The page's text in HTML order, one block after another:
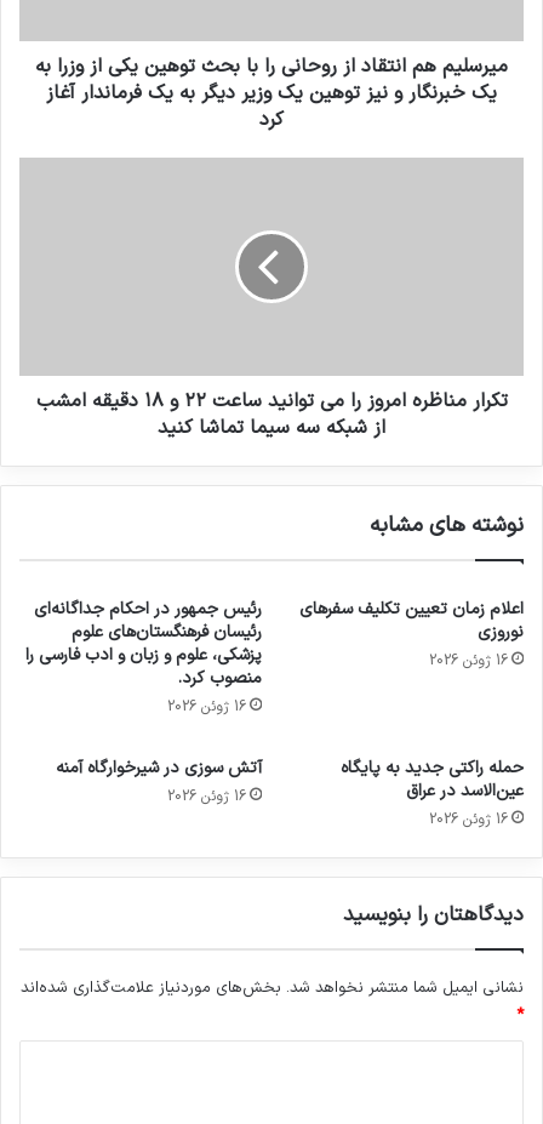
میرسلیم هم انتقاد از روحانی را با بحث توهین یکی از وزرا به
یک خبرنگار و نیز توهین یک وزیر دیگر به یک فرماندار آغاز
کرد
تکرار مناظره امروز را می توانید ساعت ۲۲ و ۱۸ دقیقه امشب
از شبکه سه سیما تماشا کنید
نوشته های مشابه
اعلام زمان تعیین تکلیف سفرهای
نوروزی
16 ژوئن 2026
رئیس جمهور در احکام جداگانه‌ای
رئیسان فرهنگستان‌های علوم
پزشکی، علوم و زبان و ادب فارسی را
منصوب کرد.
16 ژوئن 2026
حمله راکتی جدید به پایگاه
عین‌الاسد در عراق
16 ژوئن 2026
آتش سوزی در شیرخوارگاه آمنه
16 ژوئن 2026
دیدگاهتان را بنویسید
نشانی ایمیل شما منتشر نخواهد شد. بخش‌های موردنیاز علامت‌گذاری شده‌اند
*